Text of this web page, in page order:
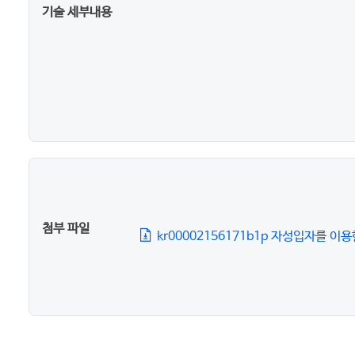
기술 세부내용
첨부 파일
kr00002156171b1p 자성입자를 이용